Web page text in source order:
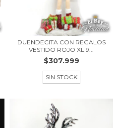
DUENDECITA CON REGALOS
VESTIDO ROJO XL 9...
$307.999
SIN STOCK